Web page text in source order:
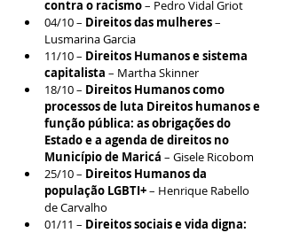
contra o racismo – Pedro Vidal Griot
04/10 – Direitos das mulheres –
Lusmarina Garcia
11/10 – Direitos Humanose sistema
capitalista – Martha Skinner
18/10 – Direitos Humanoscomo
processos de luta Direitos humanos e
função pública: as obrigações do
Estado e a agenda de direitos no
Município de Maricá – Gisele Ricobom
25/10 – Direitos Humanos da
população LGBTI+ – Henrique Rabello
de Carvalho
01/11 – Direitos sociais e vida digna: